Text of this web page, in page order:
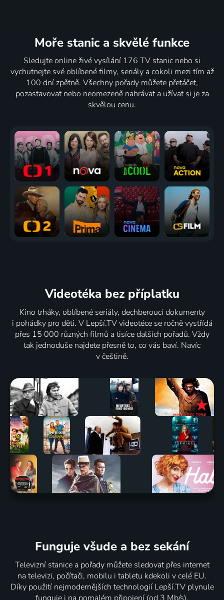
Moře stanic a skvělé funkce
Sledujte online živé vysílání 176 TV stanic nebo si
vychutnejte své oblíbené filmy, seriály a cokoli mezi tím až
100 dní zpětně. Všechny pořady můžete přetáčet,
pozastavovat nebo neomezeně nahrávat a užívat si je za
skvělou cenu.
Videotéka bez příplatku
Kino trháky, oblíbené seriály, dechberoucí dokumenty
i pohádky pro děti. V Lepší.TV videotéce se ročně vystřídá
přes 15 000 různých filmů a tisíce dalších pořadů. Vždy
tak jednoduše najdete přesně to, co vás baví. Navíc
v češtině.
Funguje všude a bez sekání
Televizní stanice a pořady můžete sledovat přes internet
na televizi, počítači, mobilu i tabletu kdekoli v celé EU.
Díky použití nejmodernějších technologií Lepší.TV plynule